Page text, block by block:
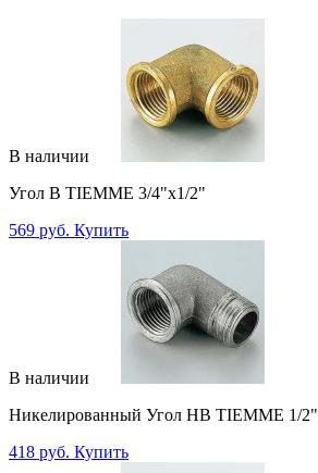
В наличии
Угол В TIEMME 3/4"x1/2"
569 руб. Купить
В наличии
Никелированный Угол НВ TIEMME 1/2"
418 руб. Купить